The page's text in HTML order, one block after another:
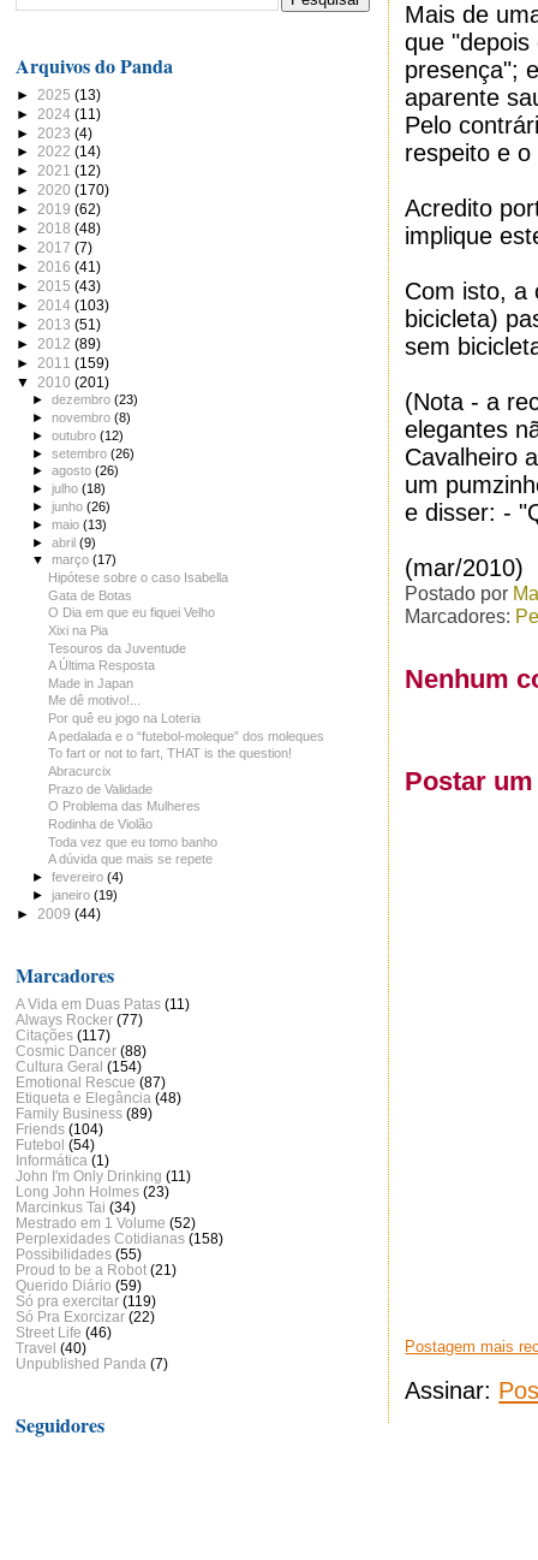
Mais de
que
presença";
aparente
Pelo
respeito e
Acredito
implique
Com isto, a
bicicleta)
sem
(Nota - a
elegantes
Cavalheiro
um
e disser: -
(mar/2010)
Postado por
Marcadores:
Nenhum
Postar
Postagem mais
Assinar:
Arquivos do Panda
► 2025 (13)
► 2024 (11)
► 2023 (4)
► 2022 (14)
► 2021 (12)
► 2020 (170)
► 2019 (62)
► 2018 (48)
► 2017 (7)
► 2016 (41)
► 2015 (43)
► 2014 (103)
► 2013 (51)
► 2012 (89)
► 2011 (159)
▼ 2010 (201)
►dezembro(23)
►novembro(8)
►outubro(12)
►setembro(26)
►agosto(26)
►julho(18)
►junho(26)
►maio(13)
►abril(9)
▼março(17)
Hipótese sobre o caso Isabella
Gata de Botas
O Dia em que eu fiquei Velho
Xixi na Pia
Tesouros da Juventude
A Última Resposta
Made in Japan
Me dê motivo!...
Por quê eu jogo na Loteria
A pedalada e o “futebol-moleque” dos moleques
To fart or not to fart, THAT is the question!
Abracurcix
Prazo de Validade
O Problema das Mulheres
Rodinha de Violão
Toda vez que eu tomo banho
A dúvida que mais se repete
►fevereiro(4)
►janeiro(19)
► 2009 (44)
Marcadores
A Vida em Duas Patas (11)
Always Rocker (77)
Citações (117)
Cosmic Dancer (88)
Cultura Geral (154)
Emotional Rescue (87)
Etiqueta e Elegância (48)
Family Business (89)
Friends (104)
Futebol (54)
Informática (1)
John I'm Only Drinking (11)
Long John Holmes (23)
Marcinkus Tai (34)
Mestrado em 1 Volume (52)
Perplexidades Cotidianas (158)
Possibilidades (55)
Proud to be a Robot (21)
Querido Diário (59)
Só pra exercitar (119)
Só Pra Exorcizar (22)
Street Life (46)
Travel (40)
Unpublished Panda (7)
Seguidores